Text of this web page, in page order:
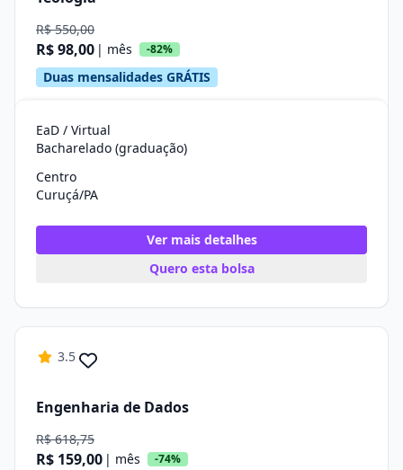
R$ 550,00
R$ 98,00 | mês -82%
Duas mensalidades GRÁTIS
EaD / Virtual
Bacharelado (graduação)
Centro
Curuçá/PA
Ver mais detalhes
Quero esta bolsa
3.5
Engenharia de Dados
R$ 618,75
R$ 159,00 | mês -74%